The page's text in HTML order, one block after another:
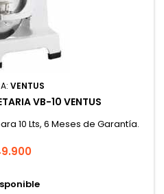
VENTUS
VB-10 VENTUS
10 Lts, 6 Meses de Garantía.